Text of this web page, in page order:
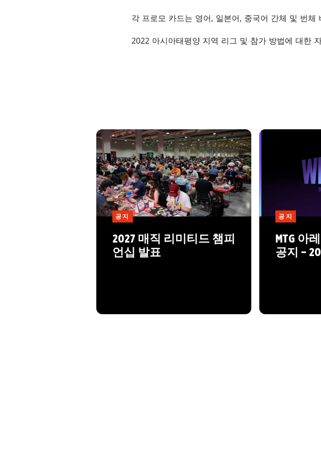
각 프로모 카드는 영어, 일본어, 중국어 간체 및 번
2022 아시아태평양 지역 리그 및 참가 방법에 대한
공지
2027 매직 리미티드 챔피
언십 발표
공지
MTG 아
공지 –